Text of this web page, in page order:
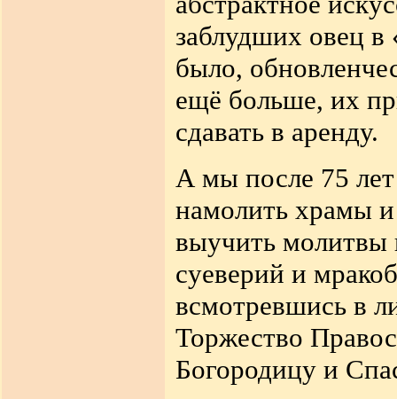
заблудших овец
было,
ещё больше, их
сдавать в аренду.
А мы после 75 лет
намолить храмы
выучить молитвы
суеверий и
всмотревшись в
Торжество
Богородицу и